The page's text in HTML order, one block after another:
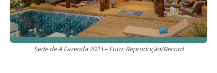
Sede de A Fazenda 2023 – Foto: Reprodução/Record